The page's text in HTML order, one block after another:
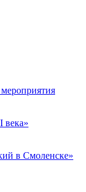
века»
в Смоленске»